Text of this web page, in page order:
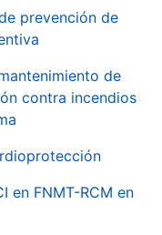
prevención de
de
contra incendios
en FNMT-RCM en